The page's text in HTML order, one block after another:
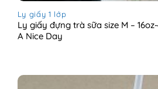
Ly giấy 1 lớp
Ly giấy đựng trà sữa size M –
A Nice Day